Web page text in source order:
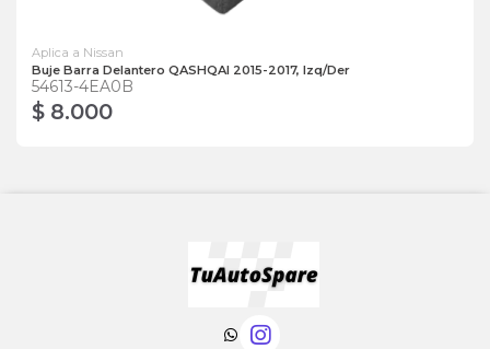
Aplica a Nissan
Buje Barra Delantero QASHQAI 2015-2017, Izq/Der
54613-4EA0B
$ 8.000